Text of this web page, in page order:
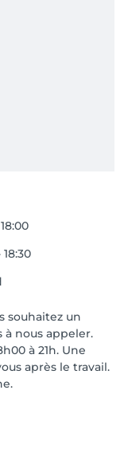
souhaitez un
à nous appeler.
à 21h. Une
après le travail.